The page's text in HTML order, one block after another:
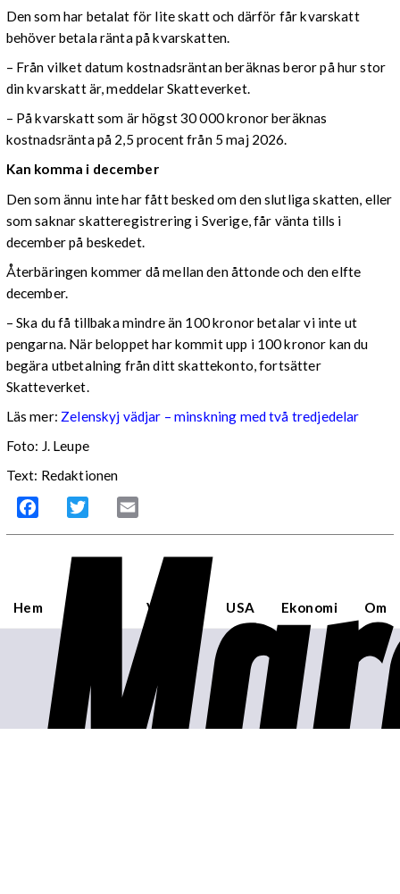
Den som har betalat för lite skatt och därför får kvarskatt
behöver betala ränta på kvarskatten.
– Från vilket datum kostnadsräntan beräknas beror på hur stor
din kvarskatt är, meddelar Skatteverket.
– På kvarskatt som är högst 30 000 kronor beräknas
kostnadsränta på 2,5 procent från 5 maj 2026.
Kan komma i december
Den som ännu inte har fått besked om den slutliga skatten, eller
som saknar skatteregistrering i Sverige, får vänta tills i
december på beskedet.
Återbäringen kommer då mellan den åttonde och den elfte
december.
– Ska du få tillbaka mindre än 100 kronor betalar vi inte ut
pengarna. När beloppet har kommit upp i 100 kronor kan du
begära utbetalning från ditt skattekonto, fortsätter
Skatteverket.
Läs mer: Zelenskyj vädjar – minskning med två tredjedelar
Foto: J. Leupe
Text: Redaktionen
Facebook Twitter
Hem Världen USA Ekonomi Om